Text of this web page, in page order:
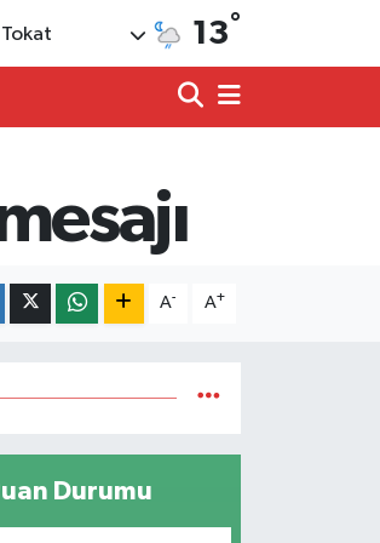
Tokat 13°
A- A+
Durumu